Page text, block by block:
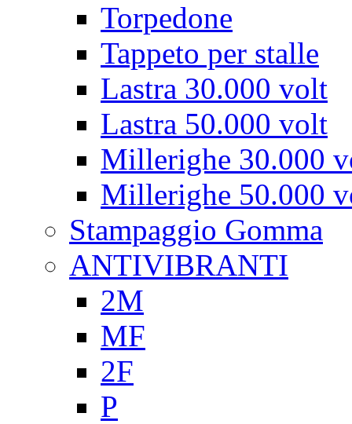
Torpedone
Tappeto per stalle
Lastra 30.000 volt
Lastra 50.000 volt
Millerighe 30.000
Millerighe 50.000
Stampaggio Gomma
ANTIVIBRANTI
2M
MF
2F
P